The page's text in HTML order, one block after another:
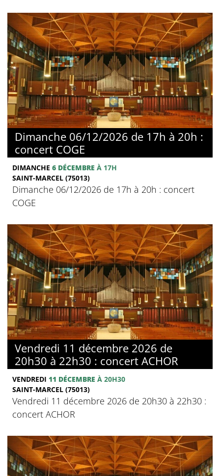
Dimanche 06/12/2026 de 17h à 20h :
concert COGE
DIMANCHE 6 DÉCEMBRE À 17H
SAINT-MARCEL (75013)
Dimanche 06/12/2026 de 17h à 20h : concert
COGE
Vendredi 11 décembre 2026 de
20h30 à 22h30 : concert ACHOR
VENDREDI 11 DÉCEMBRE À 20H30
SAINT-MARCEL (75013)
Vendredi 11 décembre 2026 de 20h30 à 22h30 :
concert ACHOR